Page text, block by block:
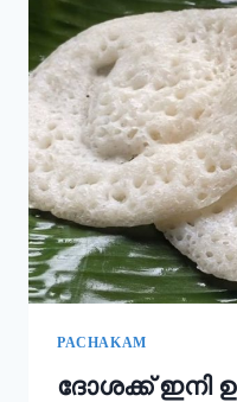
വീണ്ടും
വീണ്ടും
തോന്നും!
|
EASY
RAVA
UPMA
RECIPE
PACHAKAM
ദോശക്ക് ഇനി